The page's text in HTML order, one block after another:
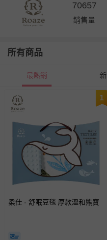
70657
銷售量
所有商品
最熱銷
1
柔仕 - 舒眠豆毯 厚款溫和熊寶